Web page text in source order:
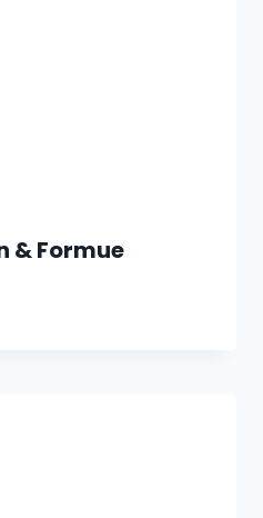
& Formue